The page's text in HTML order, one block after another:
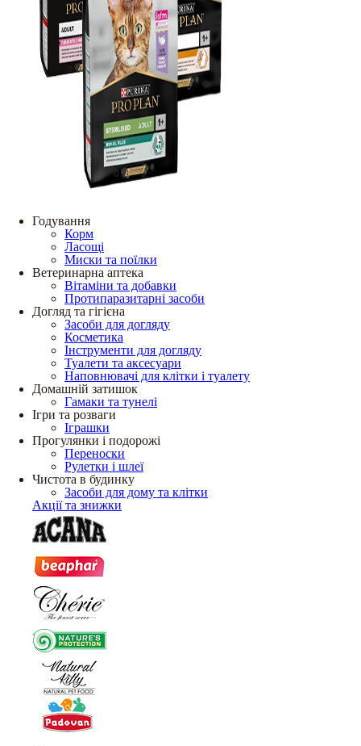
Годування
Корм
Ласощі
Миски та поїлки
Ветеринарна аптека
Вітаміни та добавки
Протипаразитарні засоби
Догляд та гігієна
Засоби для догляду
Косметика
Інструменти для догляду
Туалети та аксесуари
Наповнювачі для клітки і туалету
Домашній затишок
Гамаки та тунелі
Ігри та розваги
Іграшки
Прогулянки і подорожі
Переноски
Рулетки і шлеї
Чистота в будинку
Засоби для дому та клітки
Акції та знижки